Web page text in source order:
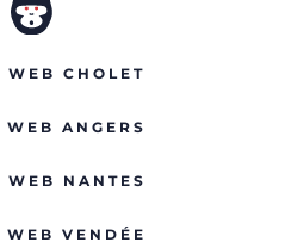
WEB CHOLET
WEB ANGERS
WEB NANTES
WEB VENDÉE